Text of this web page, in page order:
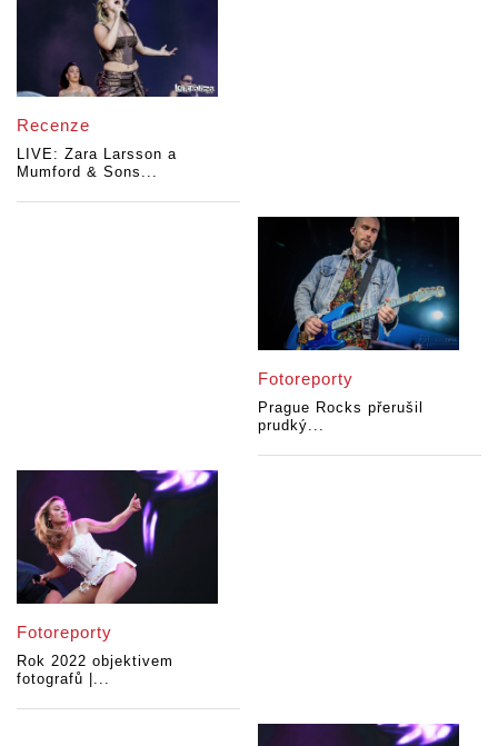
Recenze
LIVE: Zara Larsson a
Mumford & Sons...
Fotoreporty
Prague Rocks přerušil
prudký...
Fotoreporty
Rok 2022 objektivem
fotografů |...